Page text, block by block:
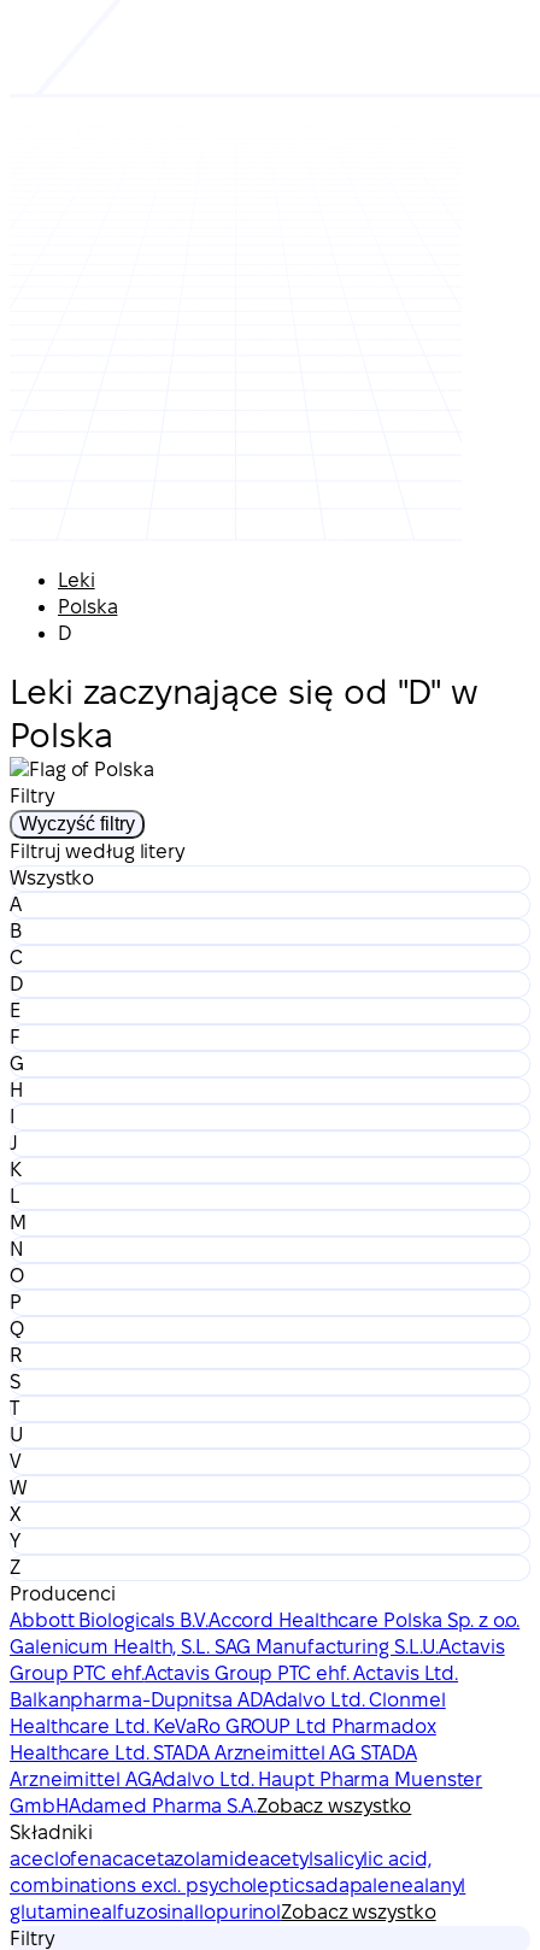
Leki
Polska
D
Leki zaczynające się od "D" w
Polska
Filtry
Wyczyść filtry
Filtruj według litery
Wszystko
A
B
C
D
E
F
G
H
I
J
K
L
M
N
O
P
Q
R
S
T
U
V
W
X
Y
Z
Producenci
Abbott Biologicals B.V.Accord Healthcare Polska Sp. z o.o.
Galenicum Health, S.L. SAG Manufacturing S.L.U.Actavis
Group PTC ehf.Actavis Group PTC ehf. Actavis Ltd.
Balkanpharma-Dupnitsa ADAdalvo Ltd. Clonmel
Healthcare Ltd. KeVaRo GROUP Ltd Pharmadox
Healthcare Ltd. STADA Arzneimittel AG STADA
Arzneimittel AGAdalvo Ltd. Haupt Pharma Muenster
GmbHAdamed Pharma S.A.Zobacz wszystko
Składniki
aceclofenacacetazolamideacetylsalicylic acid,
combinations excl. psycholepticsadapalenealanyl
glutaminealfuzosinallopurinolZobacz wszystko
Filtry